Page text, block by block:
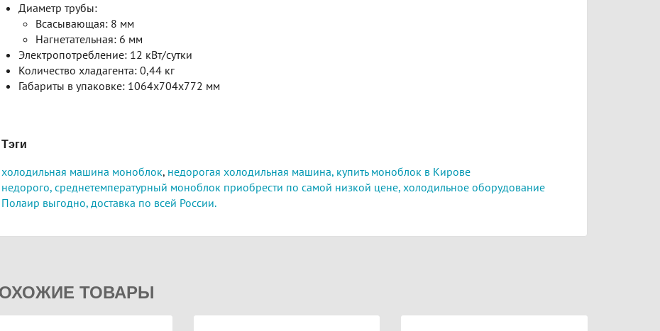
Диаметр трубы:
Всасывающая: 8 мм
Нагнетательная: 6 мм
Электропотребление: 12 кВт/сутки
Количество хладагента: 0,44 кг
Габариты в упаковке: 1064х704х772 мм
Тэги
холодильная машина моноблок, недорогая холодильная машина, купить моноблок в Кирове
недорого, среднетемпературный моноблок приобрести по самой низкой цене, холодильное оборудование
Полаир выгодно, доставка по всей России.
ТОВАРЫ